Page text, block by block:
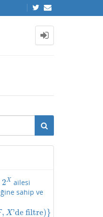
2X ailesi
sahip ve
, X'de filtre)}